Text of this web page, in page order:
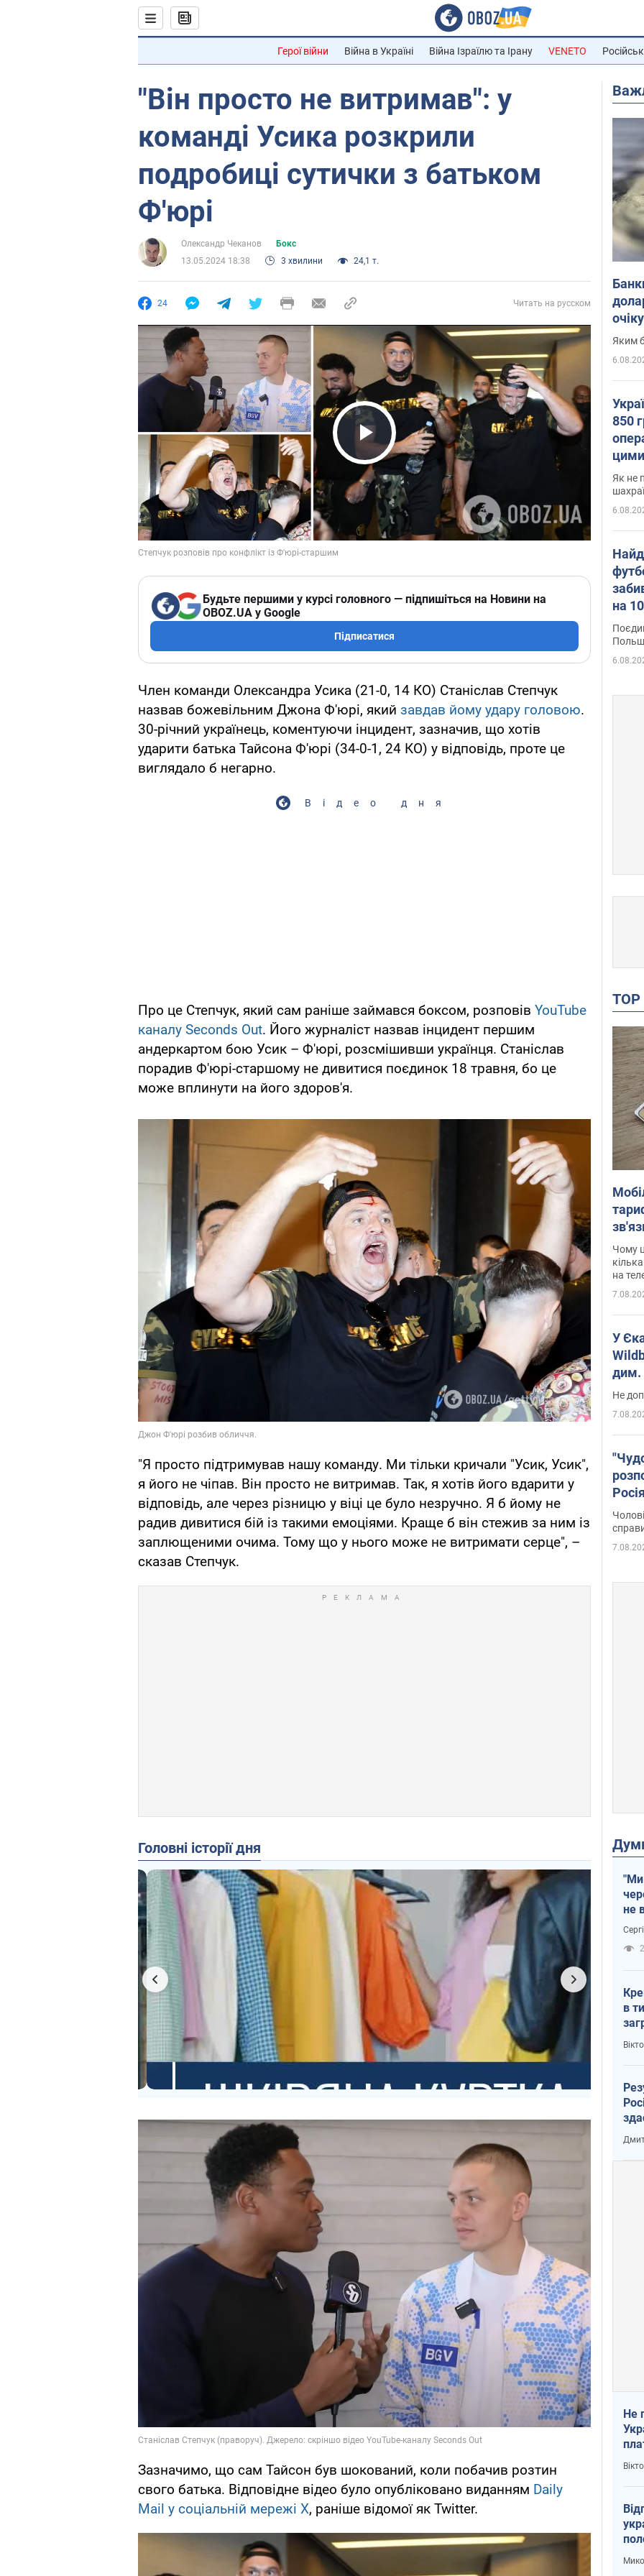
Герої війни Війна в Україні Війна Ізраїлю та Ірану VENETO
"Він просто не витримав": у
команді Усика розкрили
подробиці сутички з батьком
Ф'юрі
Олександр Чеканов
Бокс
13.05.2024 18:38
3 хвилини 24,1 т.
24 Читать на русском
Play Video
Будьте першими у курсі головного — підпишіться на Новини на
OBOZ.UA у Google
Підписатися
Член команди Олександра Усика (21-0, 14 КО) Станіслав Степчук
назвав божевільним Джона Ф'юрі, який завдав йому удару головою.
30-річний українець, коментуючи інцидент, зазначив, що хотів
ударити батька Тайсона Ф'юрі (34-0-1, 24 КО) у відповідь, проте це
виглядало б негарно.
Відео дня
Про це Степчук, який сам раніше займався боксом, розповів YouTube
каналу Seconds Out. Його журналіст назвав інцидент першим
андеркартом бою Усик – Ф'юрі, розсмішивши українця. Станіслав
порадив Ф'юрі-старшому не дивитися поєдинок 18 травня, бо це
може вплинути на його здоров'я.
"Я просто підтримував нашу команду. Ми тільки кричали "Усик, Усик",
я його не чіпав. Він просто не витримав. Так, я хотів його вдарити у
відповідь, але через різницю у віці це було незручно. Я б йому не
радив дивитися бій із такими емоціями. Краще б він стежив за ним із
заплющеними очима. Тому що у нього може не витримати серце", –
сказав Степчук.
Головні історії дня
Зазначимо, що сам Тайсон був шокований, коли побачив розтин
свого батька. Відповідне відео було опубліковано виданням Daily
Mail у соціальній мережі Х, раніше відомої як Twitter.
Яким
850
Як не
на
Відео
Чому
на
У
дим.
Не
Фото
"Ми
не
в
Не